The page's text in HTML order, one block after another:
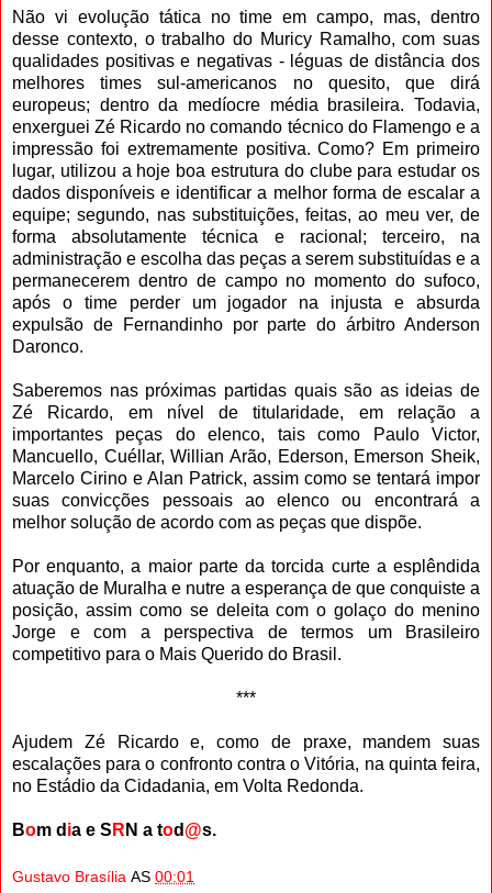
Não vi evolução tática no time em campo, mas, dentro
desse contexto, o trabalho do Muricy Ramalho, com suas
qualidades positivas e negativas - léguas de distância dos
melhores times sul-americanos no quesito, que dirá
europeus; dentro da medíocre média brasileira. Todavia,
enxerguei Zé Ricardo no comando técnico do Flamengo e a
impressão foi extremamente positiva. Como? Em primeiro
lugar, utilizou a hoje boa estrutura do clube para estudar os
dados disponíveis e identificar a melhor forma de escalar a
equipe; segundo, nas substituições, feitas, ao meu ver, de
forma absolutamente técnica e racional; terceiro, na
administração e escolha das peças a serem substituídas e a
permanecerem dentro de campo no momento do sufoco,
após o time perder um jogador na injusta e absurda
expulsão de Fernandinho por parte do árbitro Anderson
Daronco.
Saberemos nas próximas partidas quais são as ideias de
Zé Ricardo, em nível de titularidade, em relação a
importantes peças do elenco, tais como Paulo Victor,
Mancuello, Cuéllar, Willian Arão, Ederson, Emerson Sheik,
Marcelo Cirino e Alan Patrick, assim como se tentará impor
suas convicções pessoais ao elenco ou encontrará a
melhor solução de acordo com as peças que dispõe.
Por enquanto, a maior parte da torcida curte a esplêndida
atuação de Muralha e nutre a esperança de que conquiste a
posição, assim como se deleita com o golaço do menino
Jorge e com a perspectiva de termos um Brasileiro
competitivo para o Mais Querido do Brasil.
***
Ajudem Zé Ricardo e, como de praxe, mandem suas
escalações para o confronto contra o Vitória, na quinta feira,
no Estádio da Cidadania, em Volta Redonda.
Bom d ia e S R N a tod @s.
Gustavo Brasília AS 00:01